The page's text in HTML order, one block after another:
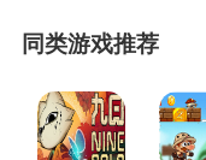
同类游戏推荐